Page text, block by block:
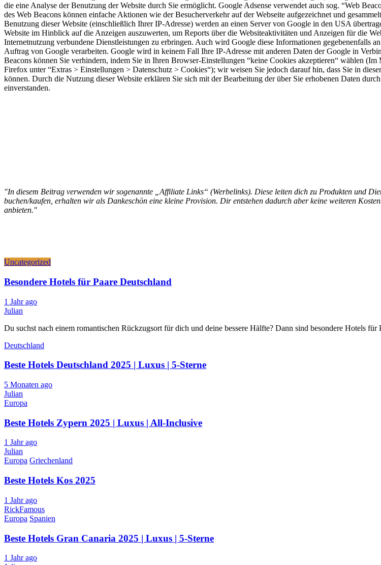
die eine Analyse der Benutzung der Website durch Sie ermöglicht. Google Adsense verwendet auch sog. “Web
des Web Beacons können einfache Aktionen wie der Besucherverkehr auf der Webseite aufgezeichnet und
Benutzung dieser Website (einschließlich Ihrer IP-Adresse) werden an einen Server von Google in den USA
Website im Hinblick auf die Anzeigen auszuwerten, um Reports über die Websiteaktivitäten und Anzeigen für die
Internetnutzung verbundene Dienstleistungen zu erbringen. Auch wird Google diese Informationen gegebenenfalls
Auftrag von Google verarbeiten. Google wird in keinem Fall Ihre IP-Adresse mit anderen Daten der Google in
Beacons können Sie verhindern, indem Sie in Ihren Browser-Einstellungen “keine Cookies akzeptieren“ wählen
Firefox unter “Extras > Einstellungen > Datenschutz > Cookies“); wir weisen Sie jedoch darauf hin, dass Sie in
können. Durch die Nutzung dieser Website erklären Sie sich mit der Bearbeitung der über Sie erhobenen Daten
einverstanden.
"In diesem Beitrag verwenden wir sogenannte „Affiliate Links“ (Werbelinks). Diese leiten dich zu Produkten und
buchen/kaufen, erhalten wir als Dankeschön eine kleine Provision. Dir entstehen dadurch aber keine weiteren
anbieten."
Uncategorized
Besondere Hotels für Paare Deutschland
1 Jahr ago
Julian
Du suchst nach einem romantischen Rückzugsort für dich und deine bessere Hälfte? Dann sind besondere Hotels
Deutschland
Beste Hotels Deutschland 2025 | Luxus | 5-Sterne
5 Monaten ago
Julian
Europa
Beste Hotels Zypern 2025 | Luxus | All-Inclusive
1 Jahr ago
Julian
Europa Griechenland
Beste Hotels Kos 2025
1 Jahr ago
RickFamous
Europa Spanien
Beste Hotels Gran Canaria 2025 | Luxus | 5-Sterne
1 Jahr ago